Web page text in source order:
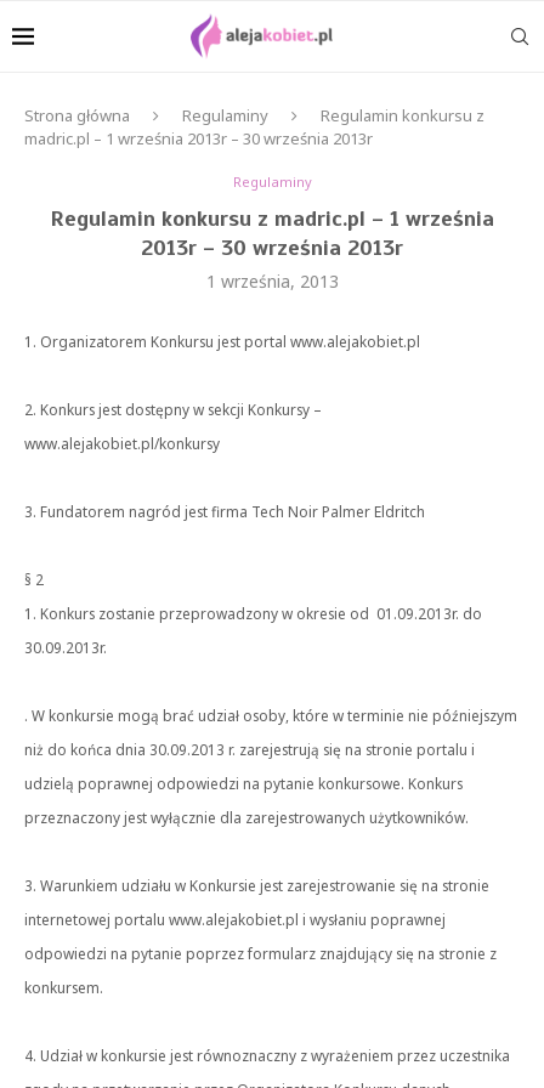
Strona główna Regulaminy
Regulamin konkursu z
madric.pl – 1 września 2013r – 30 września 2013r
Regulaminy
Regulamin konkursu z madric.pl – 1 września
2013r – 30 września 2013r
1 września, 2013
1. Organizatorem Konkursu jest portal www.alejakobiet.pl
2. Konkurs jest dostępny w sekcji Konkursy –
www.alejakobiet.pl/konkursy
3. Fundatorem nagród jest firma Tech Noir Palmer Eldritch
§ 2
1. Konkurs zostanie przeprowadzony w okresie od 01.09.2013r. do
30.09.2013r.
. W konkursie mogą brać udział osoby, które w terminie nie późniejszym
niż do końca dnia 30.09.2013 r. zarejestrują się na stronie portalu i
udzielą poprawnej odpowiedzi na pytanie konkursowe. Konkurs
przeznaczony jest wyłącznie dla zarejestrowanych użytkowników.
3. Warunkiem udziału w Konkursie jest zarejestrowanie się na stronie
internetowej portalu www.alejakobiet.pl i wysłaniu poprawnej
odpowiedzi na pytanie poprzez formularz znajdujący się na stronie z
konkursem.
4. Udział w konkursie jest równoznaczny z wyrażeniem przez uczestnika